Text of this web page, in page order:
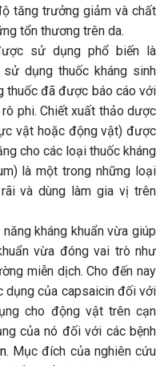
tăng trưởng giảm và chất
tổn thương trên da.
sử dụng phổ biến là
dụng thuốc kháng sinh
thuốc đã được báo cáo với
phi. Chiết xuất thảo dược
vật hoặc động vật) được
cho các loại thuốc kháng
là một trong những loại
và dùng làm gia vị trên
kháng khuẩn vừa giúp
vừa đóng vai trò như
miễn dịch. Cho đến nay
dụng của capsaicin đối với
cho động vật trên cạn
của nó đối với các bệnh
. Mục đích của nghiên cứu